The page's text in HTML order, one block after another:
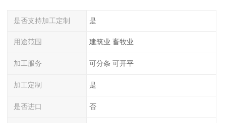
是否支持加工定制 是
用途范围 建筑业 畜牧业
加工服务 可分条 可开平
加工定制 是
是否进口 否